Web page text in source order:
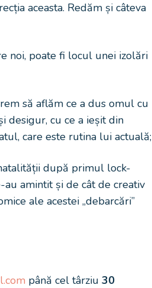
aceasta. Redăm și câteva
noi, poate fi locul unei izolări
să aflăm ce a dus omul cu
desigur, cu ce a ieșit din
care este rutina lui actuală;
după primul lock-
amintit și de cât de creativ
ale acestei „debarcări”
până cel târziu 30